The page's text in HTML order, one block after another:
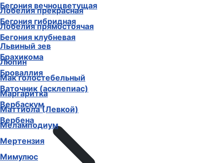
Бегония вечноцветущая
Бегония гибридная
Бегония клубневая
Брахикома
Броваллия
Ваточник (асклепиас)
Вербаскум
Вербена
Лобелия прекрасная
Лобелия прямостоячая
Львиный зев
Люпин
Мак голостебельный
Маргаритка
Маттиола (Левкой)
Меламподиум
Мертензия
Мимулюс